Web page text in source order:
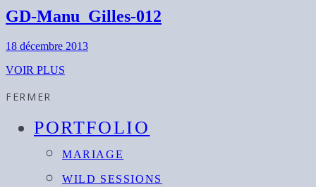
GD-Manu_Gilles-012
18 décembre 2013
VOIR PLUS
FERMER
PORTFOLIO
MARIAGE
WILD SESSIONS